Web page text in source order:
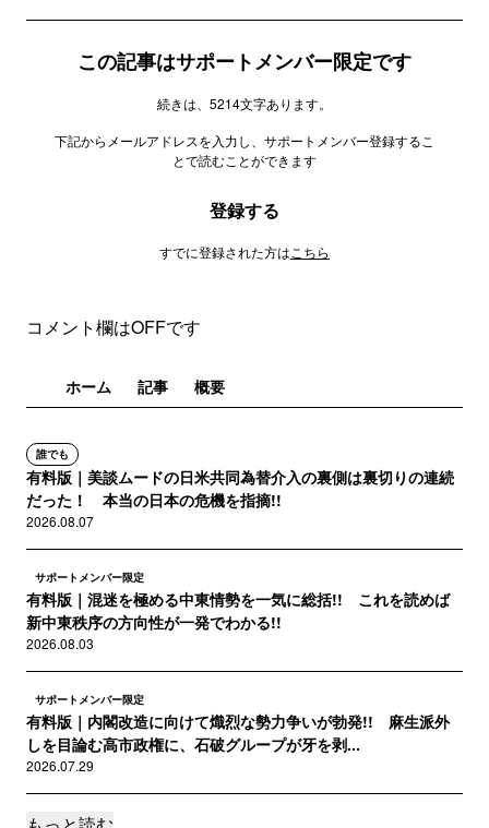
この記事はサポートメンバー限定です
続きは、5214文字あります。
下記からメールアドレスを入力し、サポートメンバー登録するこ
とで読むことができます
登録する
すでに登録された方は こちら
コメント欄はOFFです
ホーム 記事 概要
誰でも
有料版｜美談ムードの日米共同為替介入の裏側は裏切りの連続
だった！ 本当の日本の危機を指摘!!
2026.08.07
サポートメンバー限定
有料版｜混迷を極める中東情勢を一気に総括!! これを読めば
新中東秩序の方向性が一発でわかる!!
2026.08.03
サポートメンバー限定
有料版｜内閣改造に向けて熾烈な勢力争いが勃発!! 麻生派外
しを目論む高市政権に、石破グループが牙を剥...
2026.07.29
サポートメンバー限定